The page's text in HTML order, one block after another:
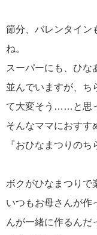
節分、バレンタイン
ね。
スーパーにも、ひな
並んでいますが、ち
て大変そう……と思
そんなママにおすす
『おひなまつりのち
ボクがひなまつりで
いつもお母さんが作
んが一緒に作るんだ